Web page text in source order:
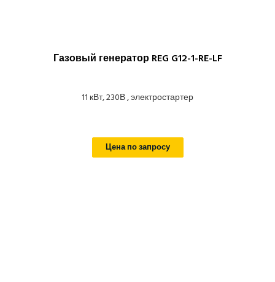
Газовый генератор REG G12-1-RE-LF
11 кВт, 230В , электростартер
Цена по запросу